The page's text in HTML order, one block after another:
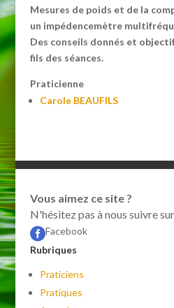
Mesures de poids et de la
un impédencemètre
Des conseils donnés et
fils des séances.
Praticienne
Carole BEAUFILS
Vous aimez ce site ?
N'hésitez pas à nous suivre
Facebook
Rubriques
Praticiens
Pratiques